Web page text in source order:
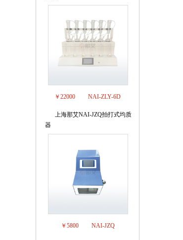
￥22000 NAI-ZLY-6D
上海那艾NAI-JZQ拍打式均质
器
￥5800 NAI-JZQ